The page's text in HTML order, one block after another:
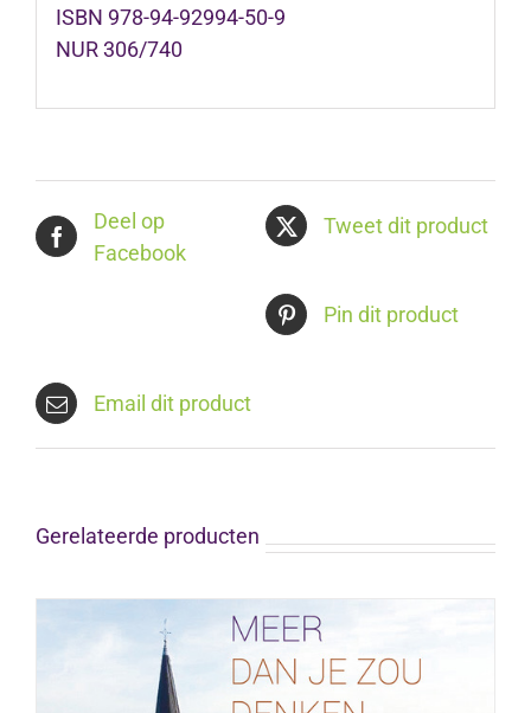
ISBN 978-94-92994-50-9
NUR 306/740
Deel op
Facebook
Tweet dit product
Pin dit product
Email dit product
Gerelateerde producten